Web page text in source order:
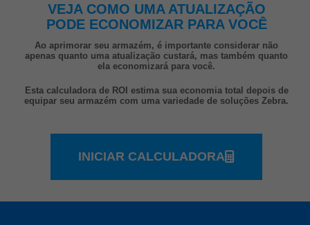
VEJA COMO UMA ATUALIZAÇÃO
PODE ECONOMIZAR PARA VOCÊ
Ao aprimorar seu armazém, é importante considerar não
apenas quanto uma atualização custará, mas também quanto
ela economizará para você.
Esta calculadora de ROI estima sua economia total depois de
equipar seu armazém com uma variedade de soluções Zebra.
INICIAR CALCULADORA